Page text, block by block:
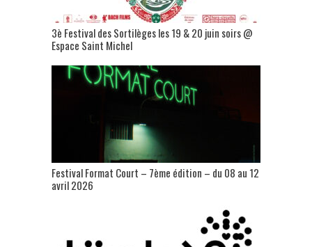
3è Festival des Sortilèges les 19 & 20 juin soirs @
Espace Saint Michel
Festival Format Court – 7ème édition – du 08 au 12
avril 2026